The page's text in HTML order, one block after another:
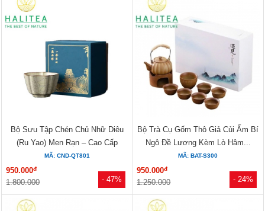
- 47%
Bộ Sưu Tập Chén Chủ Nhữ Diêu
(Ru Yao) Men Rạn – Cao Cấp
Đức...
MÃ: CND-QT801
950.000đ
1.800.000 - 24%
Bộ Trà Cụ Gốm Thô Giả Củi Ấm Bí
Ngô Đề Lương Kèm Lò Hâm...
MÃ: BAT-S300
950.000đ
1.250.000